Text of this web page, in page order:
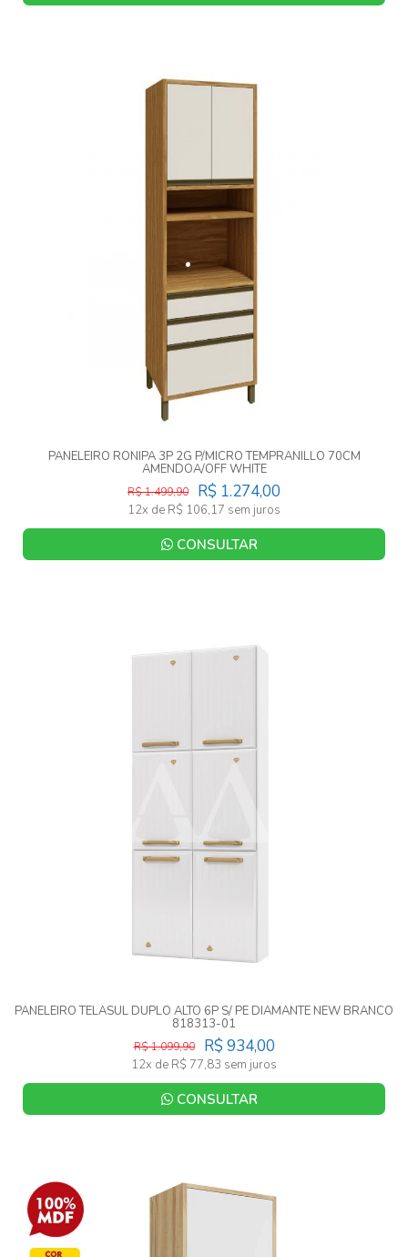
PANELEIRO RONIPA 3P 2G P/MICRO TEMPRANILLO 70CM
AMENDOA/OFF WHITE
R$ 1.274,00
R$ 1.499,90
12x de R$ 106,17 sem juros
CONSULTAR
PANELEIRO TELASUL DUPLO ALTO 6P S/ PE DIAMANTE NEW BRANCO
818313-01
R$ 934,00
R$ 1.099,90
12x de R$ 77,83 sem juros
CONSULTAR